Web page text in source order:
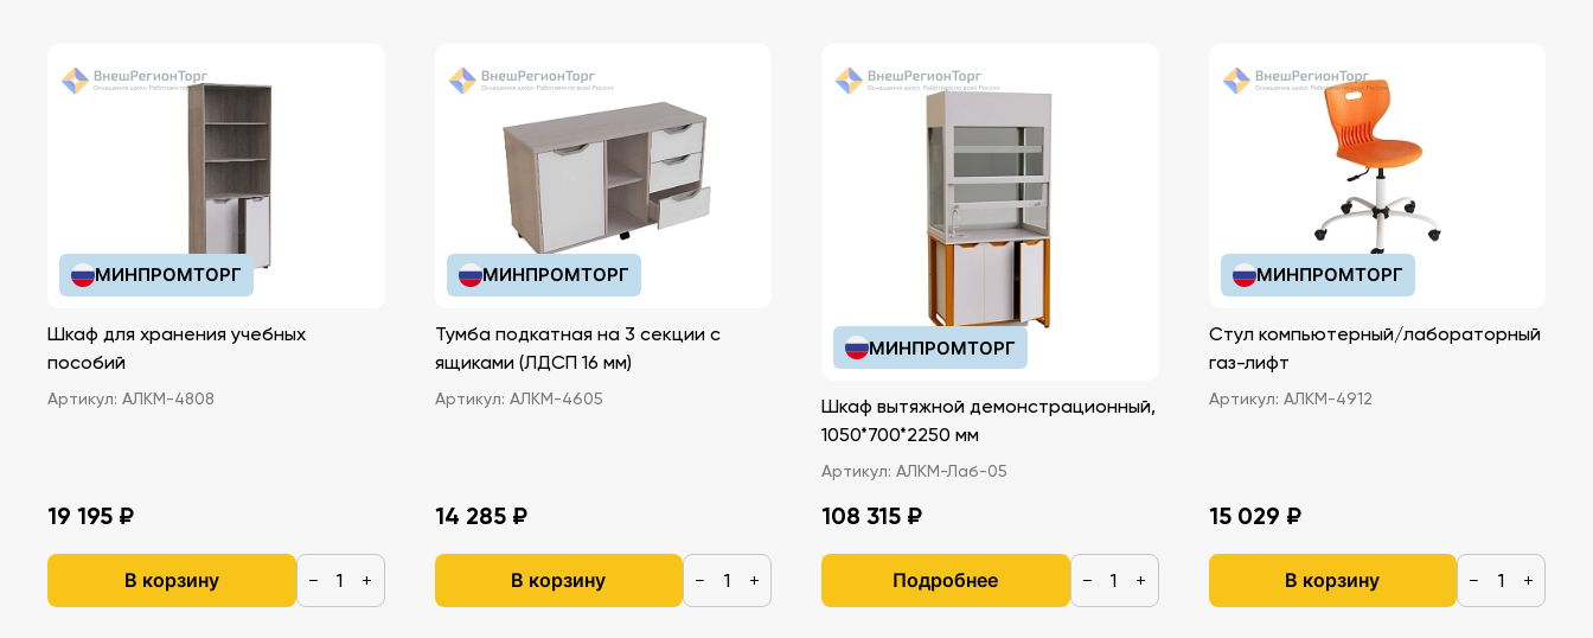
МИНПРОМТОРГ
Шкаф для хранения учебных
пособий
Артикул: АЛКМ-4808
19 195 ₽
В корзину − +
МИНПРОМТОРГ
Тумба подкатная на 3 секции с
ящиками (ЛДСП 16 мм)
Артикул: АЛКМ-4605
14 285 ₽
В корзину − +
МИНПРОМТОРГ
Шкаф вытяжной демонстрационный,
1050*700*2250 мм
Артикул: АЛКМ-Лаб-05
108 315 ₽
Подробнее − +
МИНПРОМТОРГ
Стул компьютерный/лабораторный
газ-лифт
Артикул: АЛКМ-4912
15 029 ₽
В корзину − +